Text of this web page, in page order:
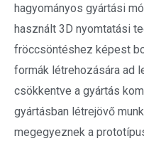
hagyományos gyártási
használt 3D nyomtatási
fröccsöntéshez képest
formák létrehozására ad
csökkentve a gyártás
gyártásban létrejövő
megegyeznek a